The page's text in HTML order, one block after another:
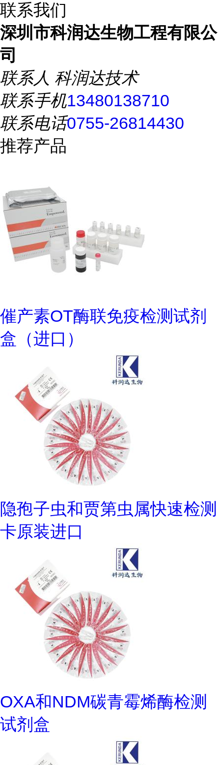
联系我们
深圳市科润达生物工程有限公
司
联系人 科润达技术
联系手机13480138710
联系电话0755-26814430
推荐产品
催产素OT酶联免疫检测试剂
盒（进口）
隐孢子虫和贾第虫属快速检测
卡原装进口
OXA和NDM碳青霉烯酶检测
试剂盒